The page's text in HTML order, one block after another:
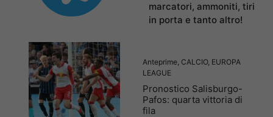
marcatori, ammoniti, tiri
in porta e tanto altro!
Anteprime CALCIO, EUROPA
LEAGUE
Pronostico Salisburgo-
Pafos: quarta vittoria di
fila